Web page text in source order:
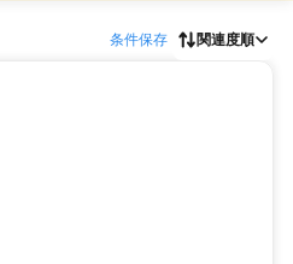
条件保存 関連度順